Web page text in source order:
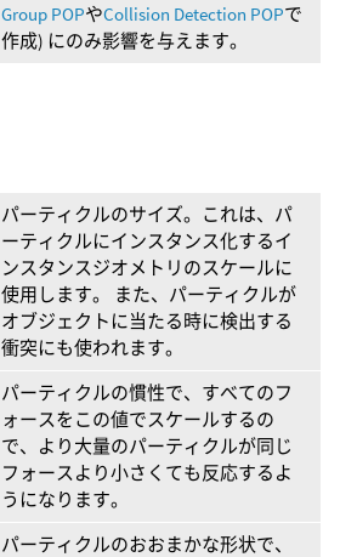
Group POPやCollision Detection POPで
作成) にのみ影響を与えます。
パーティクルのサイズ。これは、パ
ーティクルにインスタンス化するイ
ンスタンスジオメトリのスケールに
使用します。 また、パーティクルが
オブジェクトに当たる時に検出する
衝突にも使われます。
パーティクルの慣性で、すべてのフ
ォースをこの値でスケールするの
で、より大量のパーティクルが同じ
フォースより小さくても反応するよ
うになります。
パーティクルのおおまかな形状で、